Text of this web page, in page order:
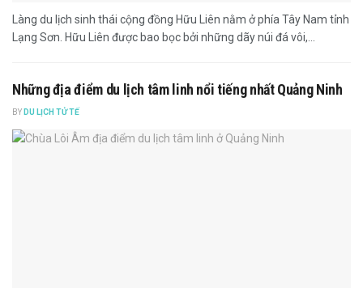
Làng du lịch sinh thái cộng đồng Hữu Liên nằm ở phía Tây Nam tỉnh
Lạng Sơn. Hữu Liên được bao bọc bởi những dãy núi đá vôi,...
Những địa điểm du lịch tâm linh nổi tiếng nhất Quảng Ninh
BY DU LỊCH TỬ TẾ